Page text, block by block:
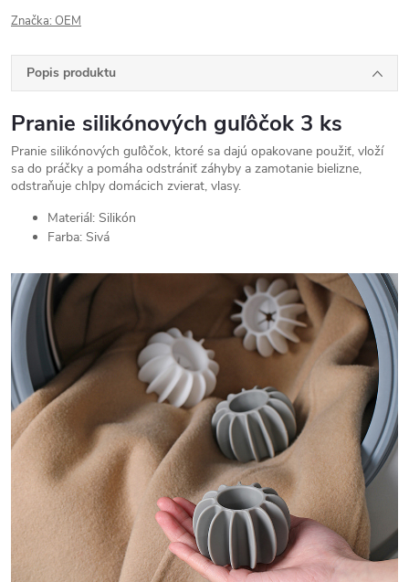
Značka: OEM
Popis produktu
Pranie silikónových guľôčok 3 ks
Pranie silikónových guľôčok, ktoré sa dajú opakovane použiť, vloží
sa do práčky a pomáha odstrániť záhyby a zamotanie bielizne,
odstraňuje chlpy domácich zvierat, vlasy.
Materiál: Silikón
Farba: Sivá